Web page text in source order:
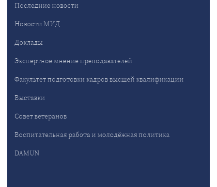
Последние новости
Новости МИД
Доклады
Экспертное мнение преподавателей
Факультет подготовки кадров высшей квалификации
Выставки
Совет ветеранов
Воспитательная работа и молодёжная политика
DAMUN